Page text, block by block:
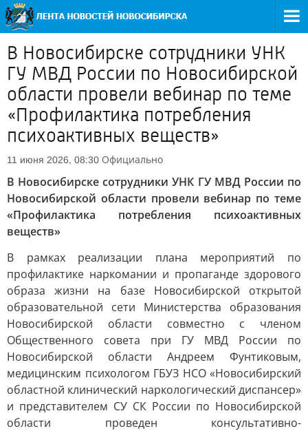
В Новосибирске сотрудники УНК
ГУ МВД России по Новосибирской
области провели вебинар по теме
«Профилактика потребления
психоактивных веществ»
11 июня 2026, 08:30 Официально
В Новосибирске сотрудники УНК ГУ МВД России по
Новосибирской области провели вебинар по теме
«Профилактика потребления психоактивных
веществ»
В рамках реализации плана мероприятий по
профилактике наркомании и пропаганде здорового
образа жизни на базе Новосибирской открытой
образовательной сети Министерства образования
Новосибирской области совместно с членом
Общественного совета при ГУ МВД России по
Новосибирской области Андреем Фунтиковым,
медицинским психологом ГБУЗ НСО «Новосибирский
областной клинический наркологический диспансер»
и представителем СУ СК России по Новосибирской
области проведен консультативно-